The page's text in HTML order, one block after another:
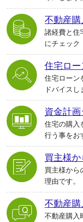
不動産
諸経費と住
にチェック
住宅ロー
住宅ローン
ドバイスし
資金計
住宅の購入
行う事をお
買主様
買主様から
理由です。
不動産購
不動産購入